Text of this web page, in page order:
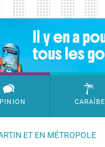
Block Bannière
CARAÏBE
ET EN MÉTROPOLE